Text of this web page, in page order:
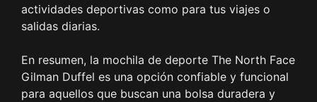
actividades deportivas como para tus viajes o
salidas diarias.
En resumen, la mochila de deporte The North Face
Gilman Duffel es una opción confiable y funcional
para aquellos que buscan una bolsa duradera y